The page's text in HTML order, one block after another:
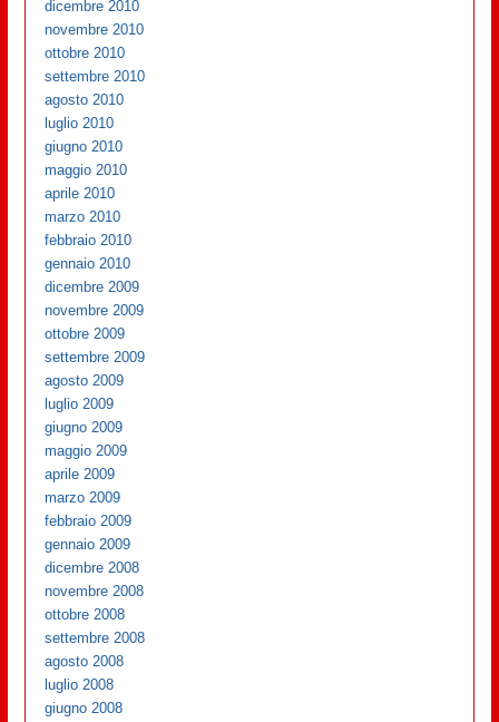
dicembre 2010
novembre 2010
ottobre 2010
settembre 2010
agosto 2010
luglio 2010
giugno 2010
maggio 2010
aprile 2010
marzo 2010
febbraio 2010
gennaio 2010
dicembre 2009
novembre 2009
ottobre 2009
settembre 2009
agosto 2009
luglio 2009
giugno 2009
maggio 2009
aprile 2009
marzo 2009
febbraio 2009
gennaio 2009
dicembre 2008
novembre 2008
ottobre 2008
settembre 2008
agosto 2008
luglio 2008
giugno 2008